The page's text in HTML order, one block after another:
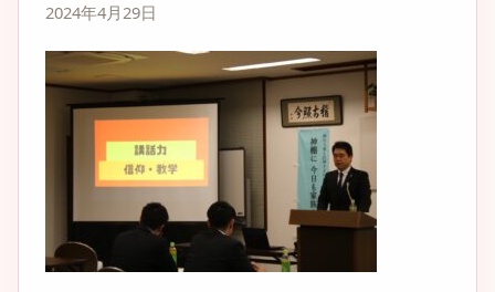
2024年4月29日